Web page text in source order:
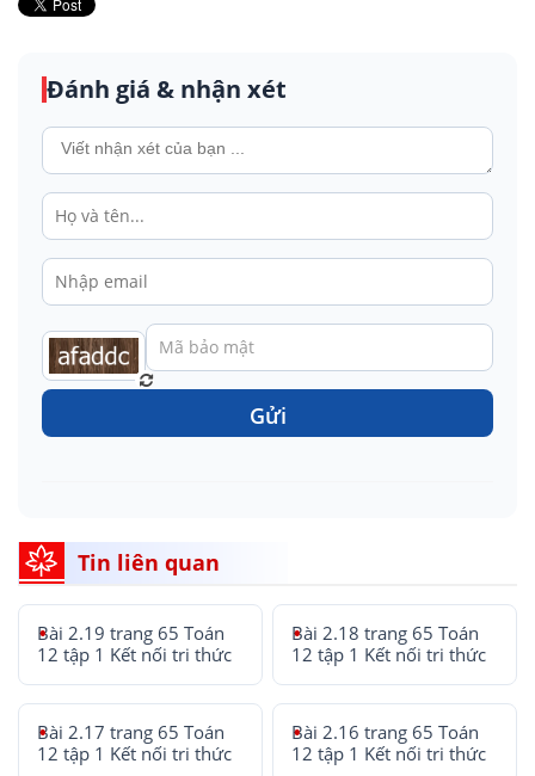
Đánh giá & nhận xét
Gửi
Tin liên quan
Bài 2.19 trang 65 Toán
12 tập 1 Kết nối tri thức
Bài 2.18 trang 65 Toán
12 tập 1 Kết nối tri thức
Bài 2.17 trang 65 Toán
12 tập 1 Kết nối tri thức
Bài 2.16 trang 65 Toán
12 tập 1 Kết nối tri thức